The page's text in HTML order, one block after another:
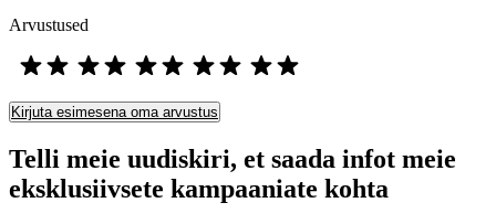
Arvustused
Kirjuta esimesena oma arvustus
Telli meie uudiskiri, et saada infot meie
eksklusiivsete kampaaniate kohta